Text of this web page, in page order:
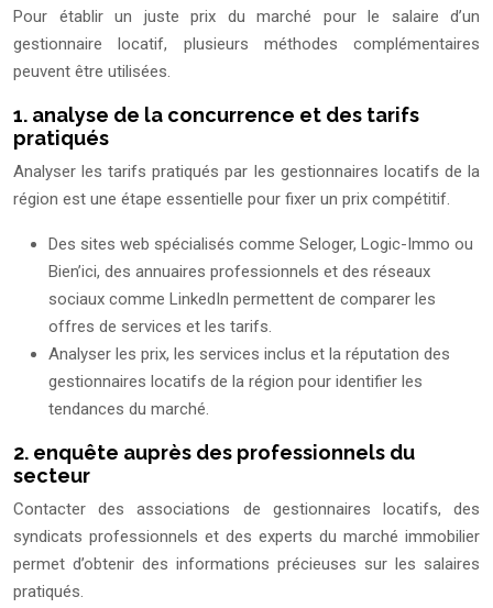
Pour établir un juste prix du marché pour le salaire d’un
gestionnaire locatif, plusieurs méthodes complémentaires
peuvent être utilisées.
1. analyse de la concurrence et des tarifs
pratiqués
Analyser les tarifs pratiqués par les gestionnaires locatifs de la
région est une étape essentielle pour fixer un prix compétitif.
Des sites web spécialisés comme Seloger, Logic-Immo ou
Bien’ici, des annuaires professionnels et des réseaux
sociaux comme LinkedIn permettent de comparer les
offres de services et les tarifs.
Analyser les prix, les services inclus et la réputation des
gestionnaires locatifs de la région pour identifier les
tendances du marché.
2. enquête auprès des professionnels du
secteur
Contacter des associations de gestionnaires locatifs, des
syndicats professionnels et des experts du marché immobilier
permet d’obtenir des informations précieuses sur les salaires
pratiqués.